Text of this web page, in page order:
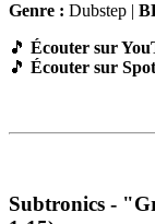
Genre : Dubstep |
🎵 Écouter sur
🎵 Écouter sur
Subtronics -